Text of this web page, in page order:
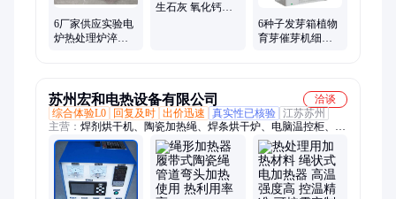
6厂家供应实验电
炉热处理炉淬火
生石灰 氧化钙颗
6种子发芽箱植物
育芽催芽机细菌
苏州宏和电热设备有限公司
洽谈
综合体验L0
回复及时 出价迅速 真实性已核验 江苏苏州
主营： 焊剂烘干机、陶瓷加热绳、焊条烘干炉、电脑温控柜、陶
瓷电加热器、热处理温控设备、焊缝热处理设备、热处理机、管
道热处理机、焊缝热处理机、焊缝热处理、绳式加热器、绳式电
加热器、绳形加热器、绳型加热器、绳状式加热器、绳状式电加
热器、履带式加热器、履带式加热片、履带式加热板、履带式陶